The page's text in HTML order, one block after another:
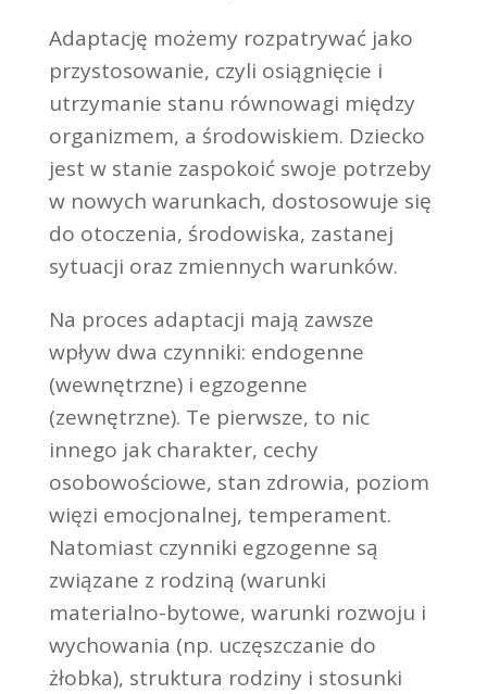
Adaptację możemy rozpatrywać jako
przystosowanie, czyli osiągnięcie i
utrzymanie stanu równowagi między
organizmem, a środowiskiem. Dziecko
jest w stanie zaspokoić swoje potrzeby
w nowych warunkach, dostosowuje się
do otoczenia, środowiska, zastanej
sytuacji oraz zmiennych warunków.
Na proces adaptacji mają zawsze
wpływ dwa czynniki: endogenne
(wewnętrzne) i egzogenne
(zewnętrzne). Te pierwsze, to nic
innego jak charakter, cechy
osobowościowe, stan zdrowia, poziom
więzi emocjonalnej, temperament.
Natomiast czynniki egzogenne są
związane z rodziną (warunki
materialno-bytowe, warunki rozwoju i
wychowania (np. uczęszczanie do
żłobka), struktura rodziny i stosunki